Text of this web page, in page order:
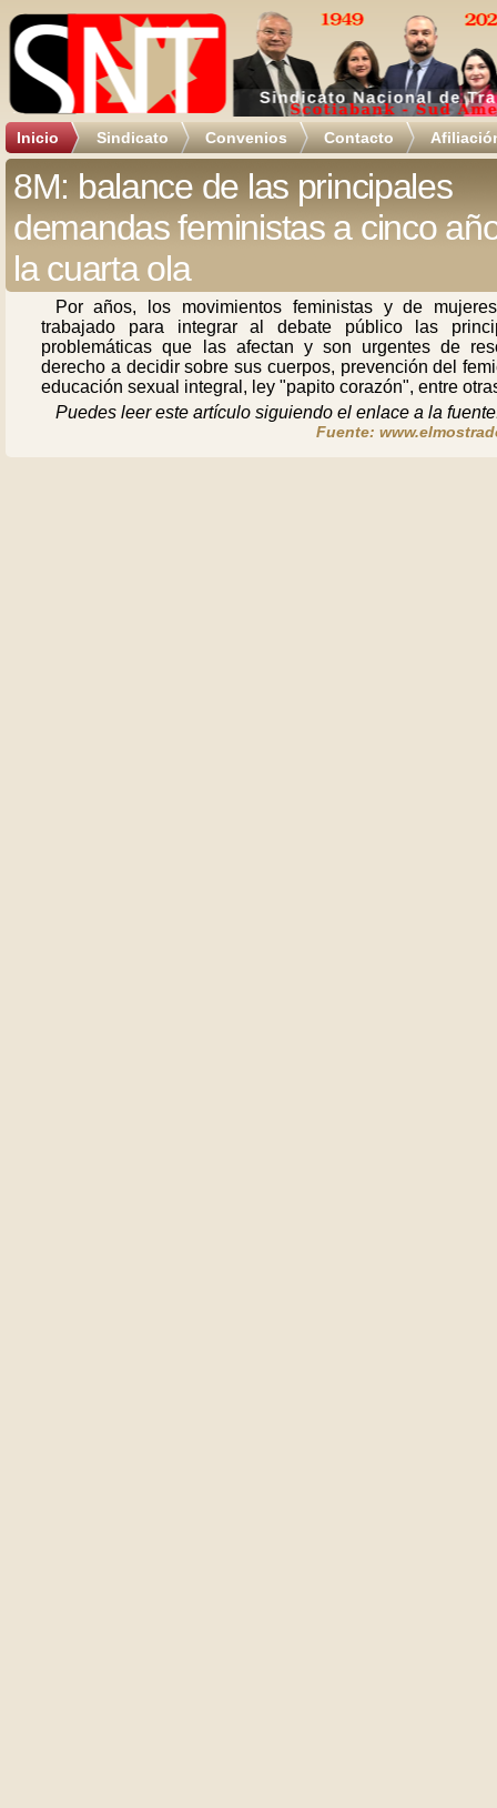
Inicio Sindicato Convenios Contacto
8M: balance de las principales
demandas feministas a cinco
la cuarta ola
Por años, los movimientos feministas y de
trabajado para integrar al debate público las
problemáticas que las afectan y son urgentes de
derecho a decidir sobre sus cuerpos, prevención del
educación sexual integral, ley "papito corazón", entre
Puedes leer este artículo siguiendo el enlace a la
Fuente: